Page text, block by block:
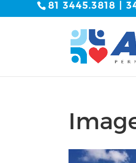
81 3445.3818 |